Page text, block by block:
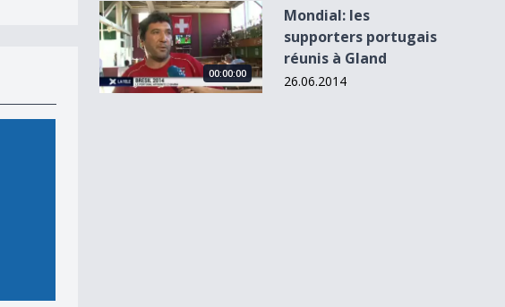
Mondial: les supporters portugais réunis à Gland
00:00:00
Mondial: les
supporters portugais
réunis à Gland
26.06.2014